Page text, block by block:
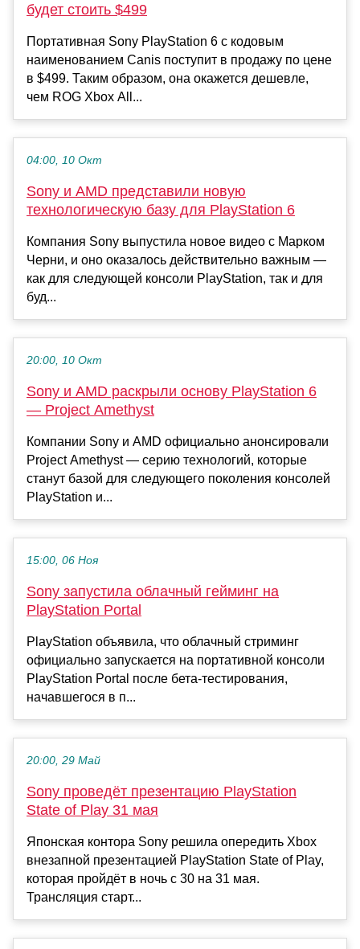
будет стоить $499
Портативная Sony PlayStation 6 с кодовым
наименованием Canis поступит в продажу по цене
в $499. Таким образом, она окажется дешевле,
чем ROG Xbox All...
04:00, 10 Окт
Sony и AMD представили новую
технологическую базу для PlayStation 6
Компания Sony выпустила новое видео с Марком
Черни, и оно оказалось действительно важным —
как для следующей консоли PlayStation, так и для
буд...
20:00, 10 Окт
Sony и AMD раскрыли основу PlayStation 6
— Project Amethyst
Компании Sony и AMD официально анонсировали
Project Amethyst — серию технологий, которые
станут базой для следующего поколения консолей
PlayStation и...
15:00, 06 Ноя
Sony запустила облачный гейминг на
PlayStation Portal
PlayStation объявила, что облачный стриминг
официально запускается на портативной консоли
PlayStation Portal после бета-тестирования,
начавшегося в п...
20:00, 29 Май
Sony проведёт презентацию PlayStation
State of Play 31 мая
Японская контора Sony решила опередить Xbox
внезапной презентацией PlayStation State of Play,
которая пройдёт в ночь с 30 на 31 мая.
Трансляция старт...